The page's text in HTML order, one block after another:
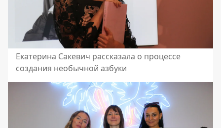
Екатерина Сакевич рассказала о процессе
создания необычной азбуки